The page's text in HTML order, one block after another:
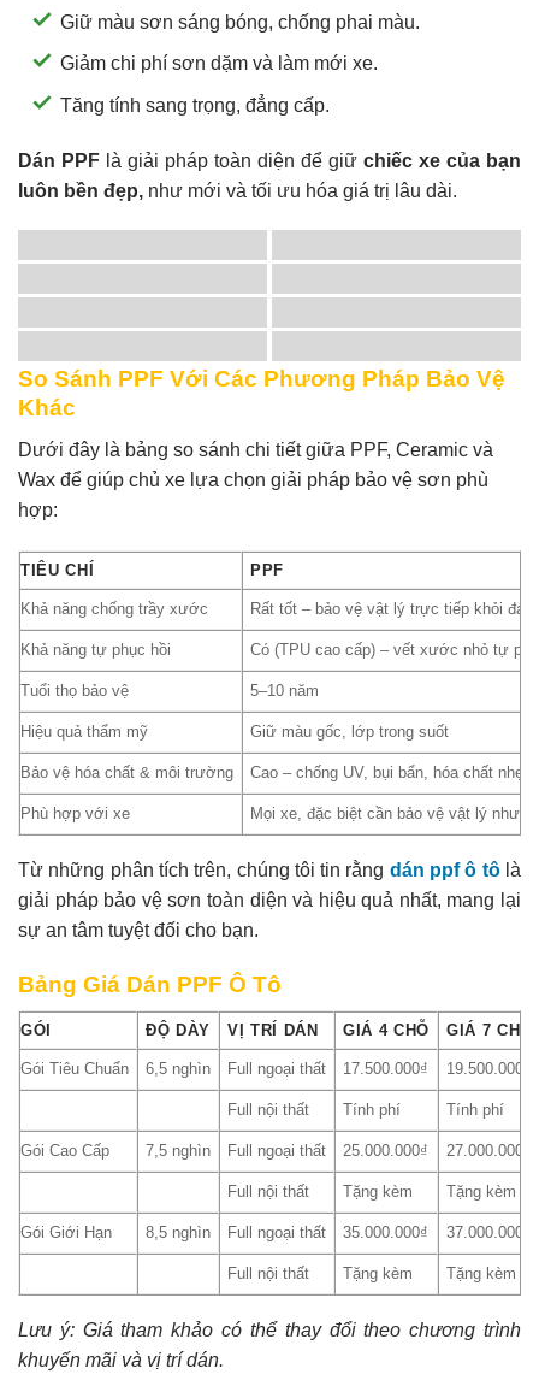
Giữ màu sơn sáng bóng, chống phai màu.
Giảm chi phí sơn dặm và làm mới xe.
Tăng tính sang trọng, đẳng cấp.
Dán PPF là giải pháp toàn diện để giữ chiếc xe của bạn
luôn bền đẹp, như mới và tối ưu hóa giá trị lâu dài.
So Sánh PPF Với Các Phương Pháp Bảo Vệ
Khác
Dưới đây là bảng so sánh chi tiết giữa PPF, Ceramic và
Wax để giúp chủ xe lựa chọn giải pháp bảo vệ sơn phù
hợp:
TIÊU CHÍ PPF
Khả năng chống trầy xước Rất tốt – bảo vệ vật lý trực tiếp khỏi đá
Khả năng tự phục hồi Có (TPU cao cấp) – vết xước nhỏ tự
Tuổi thọ bảo vệ 5–10 năm
Hiệu quả thẩm mỹ Giữ màu gốc, lớp trong suốt
Bảo vệ hóa chất & môi trường Cao – chống UV, bụi bẩn, hóa chất nhẹ
Phù hợp với xe Mọi xe, đặc biệt cần bảo vệ vật lý như
Từ những phân tích trên, chúng tôi tin rằng dán ppf ô tôlà
giải pháp bảo vệ sơn toàn diện và hiệu quả nhất, mang lại
sự an tâm tuyệt đối cho bạn.
Bảng Giá Dán PPF Ô Tô
GÓI ĐỘ DÀY VỊ TRÍ DÁN GIÁ 4 CHỖ GIÁ 7 CHỖ
Gói Tiêu Chuẩn 6,5 nghìn Full ngoại thất 17.500.000₫ 19.500.000₫
Full nội thất Tính phí Tính phí
Gói Cao Cấp 7,5 nghìn Full ngoại thất 25.000.000₫ 27.000.000₫
Full nội thất Tặng kèm Tặng kèm
Gói Giới Hạn 8,5 nghìn Full ngoại thất 35.000.000₫ 37.000.000₫
Full nội thất Tặng kèm Tặng kèm
Lưu ý: Giá tham khảo có thể thay đổi theo chương trình
khuyến mãi và vị trí dán.